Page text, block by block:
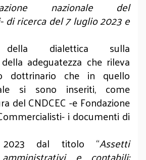
nazionale del
di ricerca del 7 luglio 2023 e
della dialettica sulla
adeguatezza che rileva
dottrinario che in quello
si sono inseriti, come
del CNDCEC -e Fondazione
i documenti di
dal titolo “Assetti